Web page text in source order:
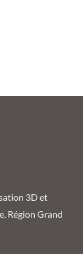
3D et
Région Grand